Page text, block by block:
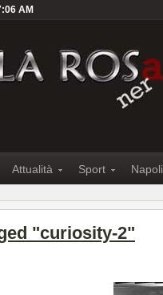
AM
Attualità Sport Napoli
"curiosity-2"